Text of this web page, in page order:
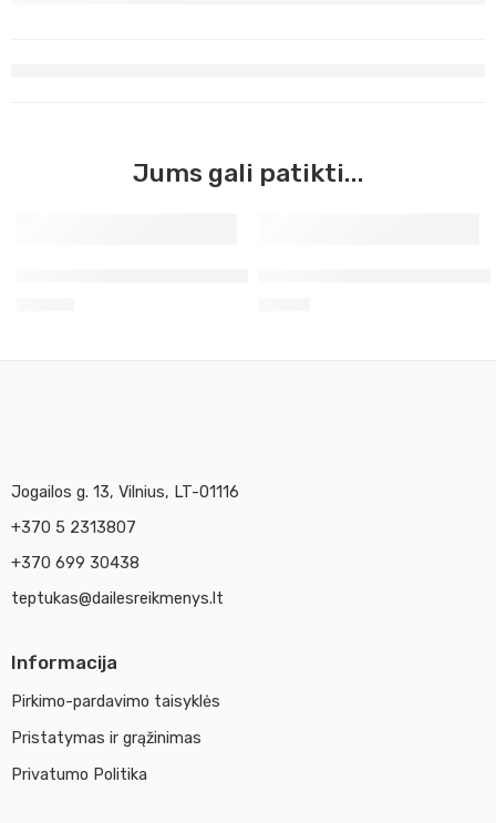
Jums gali patikti...
Jogailos g. 13, Vilnius, LT-01116
+370 5 2313807
+370 699 30438
teptukas@dailesreikmenys.lt
Informacija
Pirkimo-pardavimo taisyklės
Pristatymas ir grąžinimas
Privatumo Politika